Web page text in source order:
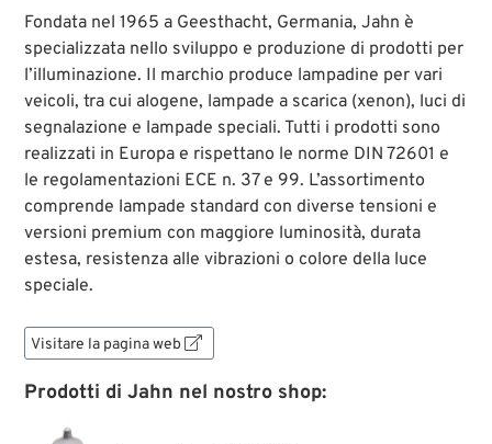
Fondata nel 1965 a Geesthacht, Germania, Jahn è
specializzata nello sviluppo e produzione di prodotti per
l’illuminazione. Il marchio produce lampadine per vari
veicoli, tra cui alogene, lampade a scarica (xenon), luci di
segnalazione e lampade speciali. Tutti i prodotti sono
realizzati in Europa e rispettano le norme DIN 72601 e
le regolamentazioni ECE n. 37 e 99. L’assortimento
comprende lampade standard con diverse tensioni e
versioni premium con maggiore luminosità, durata
estesa, resistenza alle vibrazioni o colore della luce
speciale.
Visitare la pagina web 
Prodotti di Jahn nel nostro shop: